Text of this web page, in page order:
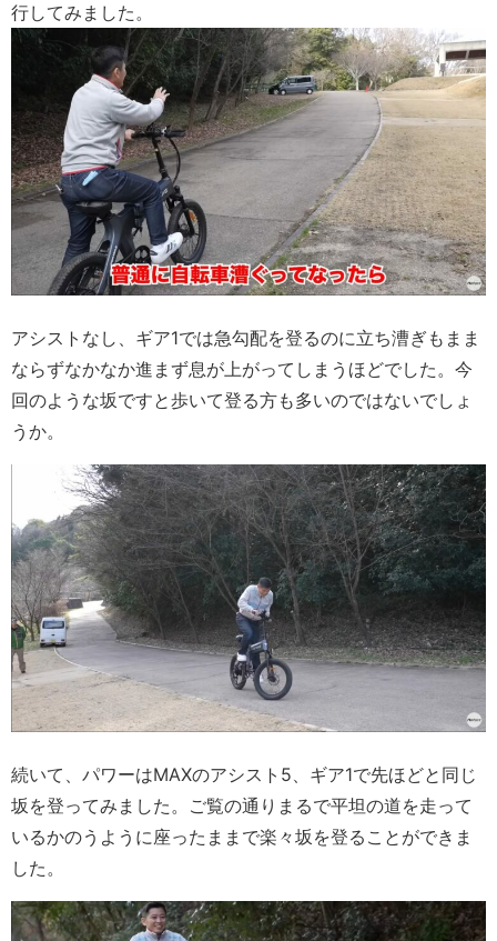
行してみました。
アシストなし、ギア1では急勾配を登るのに立ち漕ぎもまま
ならずなかなか進まず息が上がってしまうほどでした。今
回のような坂ですと歩いて登る方も多いのではないでしょ
うか。
続いて、パワーはMAXのアシスト5、ギア1で先ほどと同じ
坂を登ってみました。ご覧の通りまるで平坦の道を走って
いるかのうように座ったままで楽々坂を登ることができま
した。